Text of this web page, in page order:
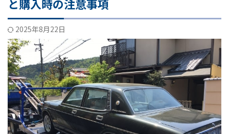
と購入時の注意事項
2025年8月22日